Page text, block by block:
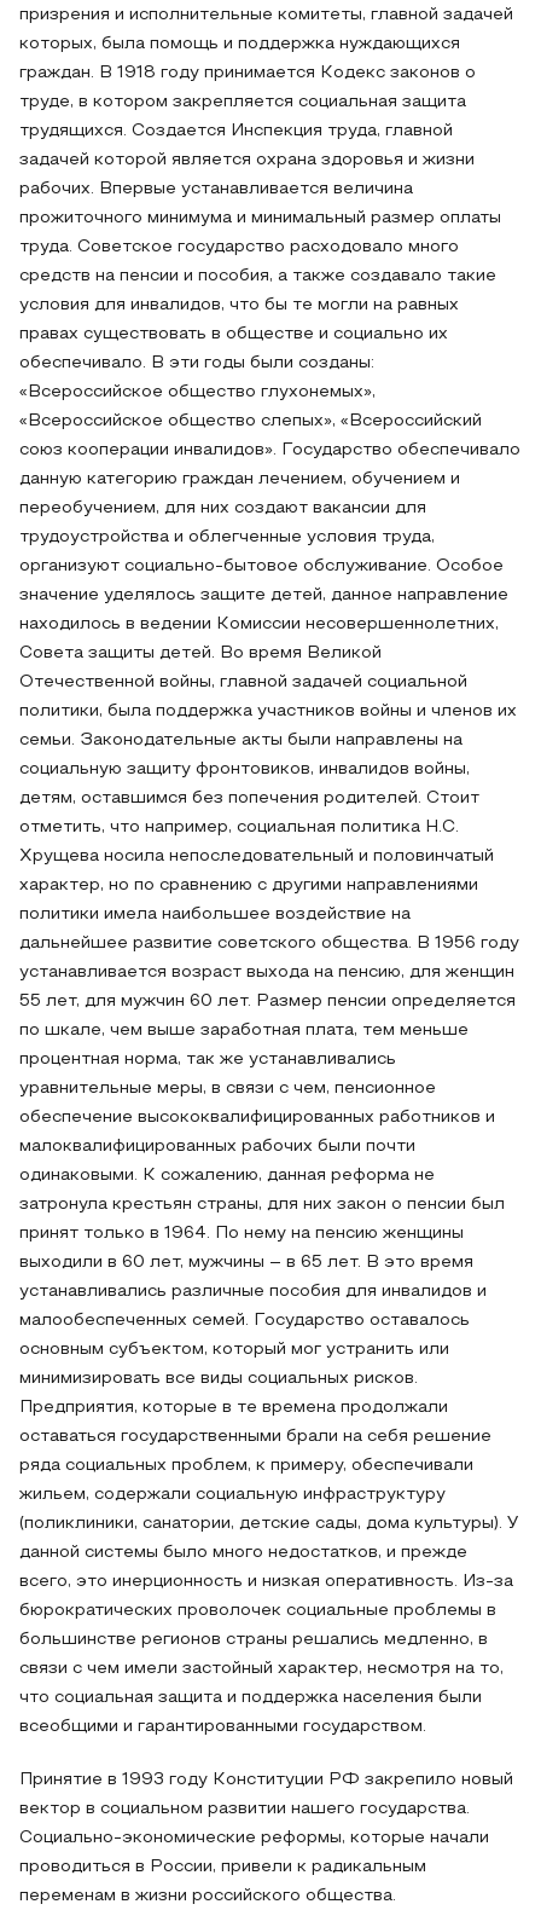
призрения и исполнительные комитеты, главной задачей
которых, была помощь и поддержка нуждающихся
граждан. В 1918 году принимается Кодекс законов о
труде, в котором закрепляется социальная защита
трудящихся. Создается Инспекция труда, главной
задачей которой является охрана здоровья и жизни
рабочих. Впервые устанавливается величина
прожиточного минимума и минимальный размер оплаты
труда. Советское государство расходовало много
средств на пенсии и пособия, а также создавало такие
условия для инвалидов, что бы те могли на равных
правах существовать в обществе и социально их
обеспечивало. В эти годы были созданы:
«Всероссийское общество глухонемых»,
«Всероссийское общество слепых», «Всероссийский
союз кооперации инвалидов». Государство обеспечивало
данную категорию граждан лечением, обучением и
переобучением, для них создают вакансии для
трудоустройства и облегченные условия труда,
организуют социально-бытовое обслуживание. Особое
значение уделялось защите детей, данное направление
находилось в ведении Комиссии несовершеннолетних,
Совета защиты детей. Во время Великой
Отечественной войны, главной задачей социальной
политики, была поддержка участников войны и членов их
семьи. Законодательные акты были направлены на
социальную защиту фронтовиков, инвалидов войны,
детям, оставшимся без попечения родителей. Стоит
отметить, что например, социальная политика Н.С.
Хрущева носила непоследовательный и половинчатый
характер, но по сравнению с другими направлениями
политики имела наибольшее воздействие на
дальнейшее развитие советского общества. В 1956 году
устанавливается возраст выхода на пенсию, для женщин
55 лет, для мужчин 60 лет. Размер пенсии определяется
по шкале, чем выше заработная плата, тем меньше
процентная норма, так же устанавливались
уравнительные меры, в связи с чем, пенсионное
обеспечение высококвалифицированных работников и
малоквалифицированных рабочих были почти
одинаковыми. К сожалению, данная реформа не
затронула крестьян страны, для них закон о пенсии был
принят только в 1964. По нему на пенсию женщины
выходили в 60 лет, мужчины – в 65 лет. В это время
устанавливались различные пособия для инвалидов и
малообеспеченных семей. Государство оставалось
основным субъектом, который мог устранить или
минимизировать все виды социальных рисков.
Предприятия, которые в те времена продолжали
оставаться государственными брали на себя решение
ряда социальных проблем, к примеру, обеспечивали
жильем, содержали социальную инфраструктуру
(поликлиники, санатории, детские сады, дома культуры). У
данной системы было много недостатков, и прежде
всего, это инерционность и низкая оперативность. Из-за
бюрократических проволочек социальные проблемы в
большинстве регионов страны решались медленно, в
связи с чем имели застойный характер, несмотря на то,
что социальная защита и поддержка населения были
всеобщими и гарантированными государством.
Принятие в 1993 году Конституции РФ закрепило новый
вектор в социальном развитии нашего государства.
Социально-экономические реформы, которые начали
проводиться в России, привели к радикальным
переменам в жизни российского общества.